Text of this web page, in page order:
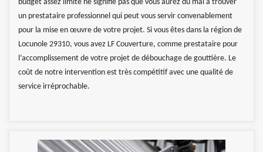
budget assez limité ne signifie pas que vous aurez du mal à trouver
un prestataire professionnel qui peut vous servir convenablement
pour la mise en œuvre de votre projet. Si vous êtes dans la région de
Locunole 29310, vous avez LF Couverture, comme prestataire pour
l’accomplissement de votre projet de débouchage de gouttière. Le
coût de notre intervention est très compétitif avec une qualité de
service irréprochable.